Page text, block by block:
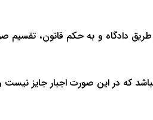
دادگاه و به حکم قانون، تقسیم
که در این صورت اجبار جایز نیست